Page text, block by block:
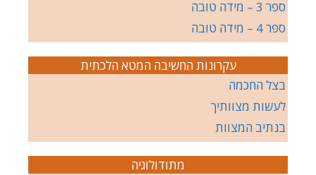
ספר 3 – מידה טובה
ספר 4 – מידה טובה
עקרונות החשיבה המטא הלכתית
בצל החכמה
לעשות מצוותיך
בנתיב המצוות
מתודולוגיה